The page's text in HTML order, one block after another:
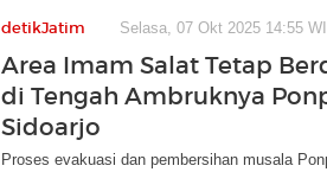
detikJatim Selasa, 07 Okt 2025 14:55
Area Imam Salat Tetap
di Tengah Ambruknya
Sidoarjo
Proses evakuasi dan pembersihan musala